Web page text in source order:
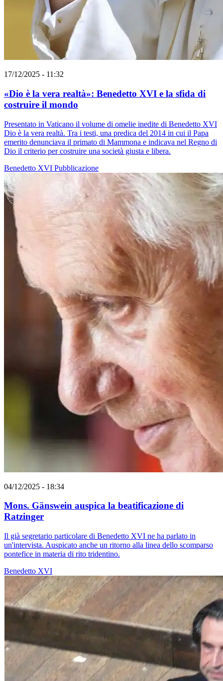
17/12/2025 - 11:32
«Dio è la vera realtà»: Benedetto XVI e la sfida di
costruire il mondo
Presentato in Vaticano il volume di omelie inedite di Benedetto XVI
Dio è la vera realtà. Tra i testi, una predica del 2014 in cui il Papa
emerito denunciava il primato di Mammona e indicava nel Regno di
Dio il criterio per costruire una società giusta e libera.
Benedetto XVI Pubblicazione
04/12/2025 - 18:34
Mons. Gänswein auspica la beatificazione di
Ratzinger
Il già segretario particolare di Benedetto XVI ne ha parlato in
un'intervista. Auspicato anche un ritorno alla linea dello scomparso
pontefice in materia di rito tridentino.
Benedetto XVI